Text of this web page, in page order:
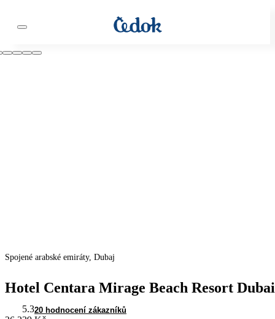
Spojené arabské emiráty, Dubaj
Hotel Centara Mirage Beach Resort Dubai
5.320 hodnocení zákazníků